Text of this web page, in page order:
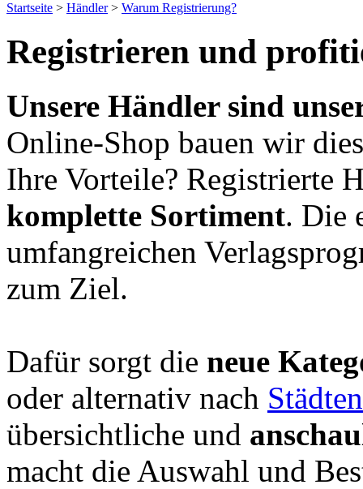
Startseite > Händler> Warum Registrierung?
Registrieren und
Unsere Händler sind
Online-Shop bauen wir
Ihre Vorteile? Registrierte
komplette Sortiment. Die
umfangreichen
zum Ziel.
Dafür sorgt die neue
oder alternativ nach
übersichtliche und
macht die Auswahl und